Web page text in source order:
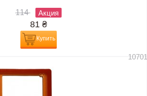
114 Акция
81 ₴
Купить